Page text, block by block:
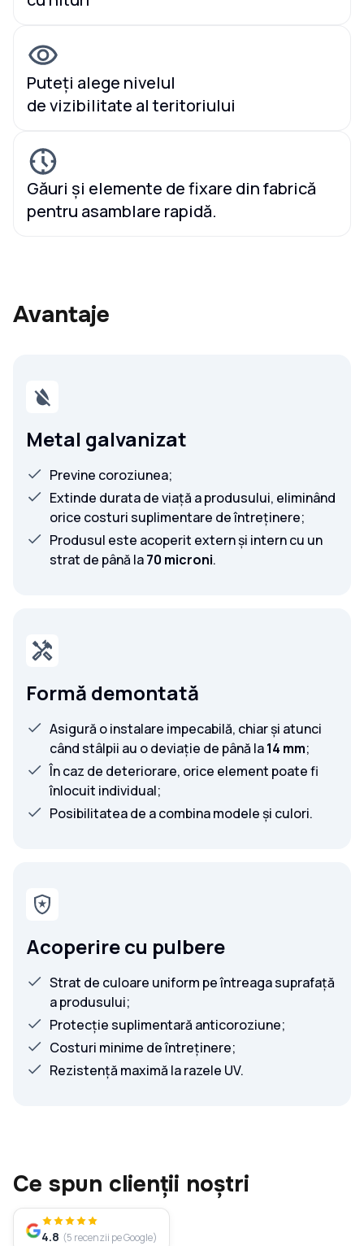
Puteți alege nivelul
de vizibilitate al teritoriului
Găuri și elemente de fixare din fabrică
pentru asamblare rapidă.
Avantaje
Metal galvanizat
Previne coroziunea;
Extinde durata de viață a produsului, eliminând
orice costuri suplimentare de întreținere;
Produsul este acoperit extern și intern cu un
strat de până la70 microni.
Formă demontată
Asigură o instalare impecabilă, chiar și atunci
când stâlpii au o deviație de până la14 mm;
În caz de deteriorare, orice element poate fi
înlocuit individual;
Posibilitatea de a combina modele și culori.
Acoperire cu pulbere
Strat de culoare uniform pe întreaga suprafață
a produsului;
Protecție suplimentară anticoroziune;
Costuri minime de întreținere;
Rezistență maximă la razele UV.
Ce spun clienții noștri
4.8 (5 recenzii pe Google)